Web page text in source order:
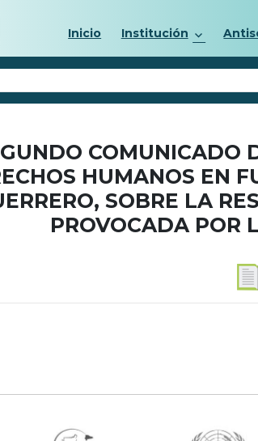
Inicio Institución
COMUNICADO
HUMANOS EN
SOBRE LA
PROVOCADA POR